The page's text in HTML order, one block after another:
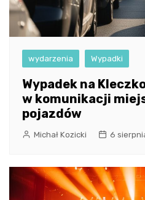
wydarzenia Wypadki
Wypadek na
w komunikacji
pojazdów
Michał Kozicki 6